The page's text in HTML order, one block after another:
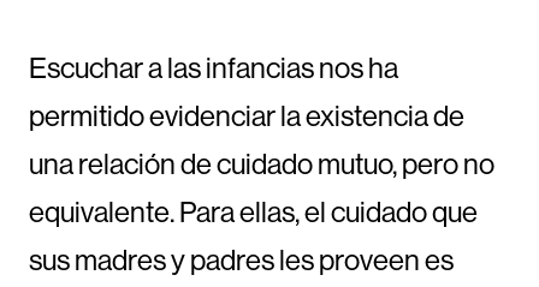
Escuchar a las infancias nos ha
permitido evidenciar la existencia de
una relación de cuidado mutuo, pero no
equivalente. Para ellas, el cuidado que
sus madres y padres les proveen es